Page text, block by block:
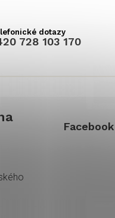
728 103 170
Facebook